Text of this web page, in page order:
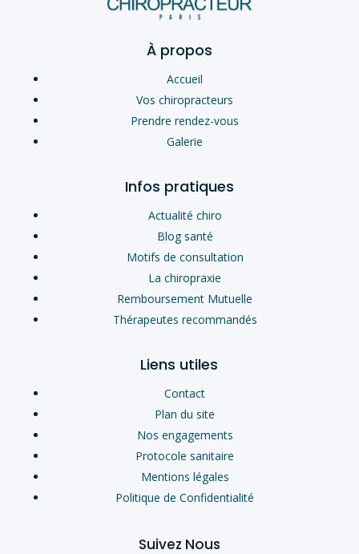
À propos
Accueil
Vos chiropracteurs
Prendre rendez-vous
Galerie
Infos pratiques
Actualité chiro
Blog santé
Motifs de consultation
La chiropraxie
Remboursement Mutuelle
Thérapeutes recommandés
Liens utiles
Contact
Plan du site
Nos engagements
Protocole sanitaire
Mentions légales
Politique de Confidentialité
Suivez Nous